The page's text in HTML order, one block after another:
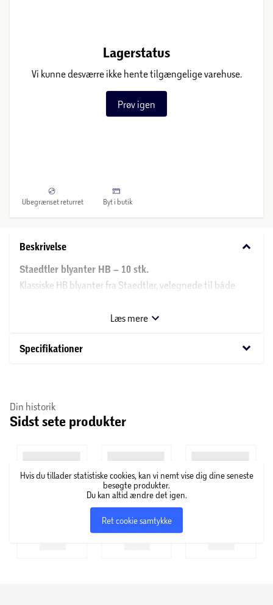
Lagerstatus
Vi kunne desværre ikke hente tilgængelige varehuse.
Prøv igen
Ubegrænset returret Byt i butik
Beskrivelse keyboard_arrow_down
Staedtler blyanter HB – 10 stk.
Klassiske HB blyanter fra Staedtler, velegnede til både
jævn skriveoplevelse og er perfekte til daglig brug i skole,
stk. gør det nemt altid at have blyanter klar i penalhuset
10 HB blyanter
God og jævn skriveoplevelse
Perfekt til skole, kontor og hjem
Læs mere
Specifikationer keyboard_arrow_down
Din historik
Sidst sete produkter
Hvis du tillader statistiske cookies, kan vi nemt vise dig dine seneste
besøgte produkter.
Du kan altid ændre det igen.
Ret cookie samtykke